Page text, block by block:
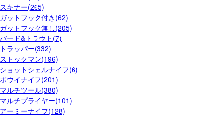
スキナー(265)
ガットフック付き(62)
ガットフック無し(205)
バード&トラウト(7)
トラッパー(332)
ストックマン(196)
ショットシェルナイフ(6)
ボウイナイフ(201)
マルチツール(380)
マルチプライヤー(101)
アーミーナイフ(128)